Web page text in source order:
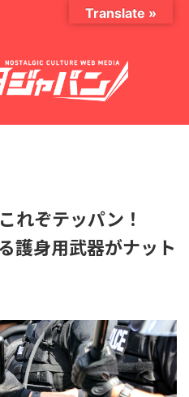
れぞテッパン！
護身用武器がナット
Translate »